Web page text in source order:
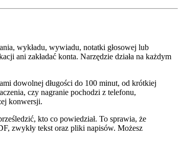
wykładu, wywiadu, notatki głosowej lub
ani zakładać konta. Narzędzie działa na każdym
dowolnej długości do 100 minut, od krótkiej
czy nagranie pochodzi z telefonu,
konwersji.
kto co powiedział. To sprawia, że
zwykły tekst oraz pliki napisów. Możesz